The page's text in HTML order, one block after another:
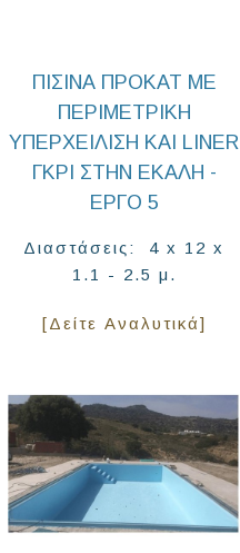
ΠΙΣΊΝΑ ΠΡΟΚΆΤ ΜΕ
ΠΕΡΙΜΕΤΡΙΚΉ
ΥΠΕΡΧΕΊΛΙΣΗ ΚΑΙ LINER
ΓΚΡΙ ΣΤΗΝ ΕΚΆΛΗ -
ΈΡΓΟ 5
Διαστάσεις: 4 x 12 x
1.1 - 2.5 μ.
[Δείτε Αναλυτικά]